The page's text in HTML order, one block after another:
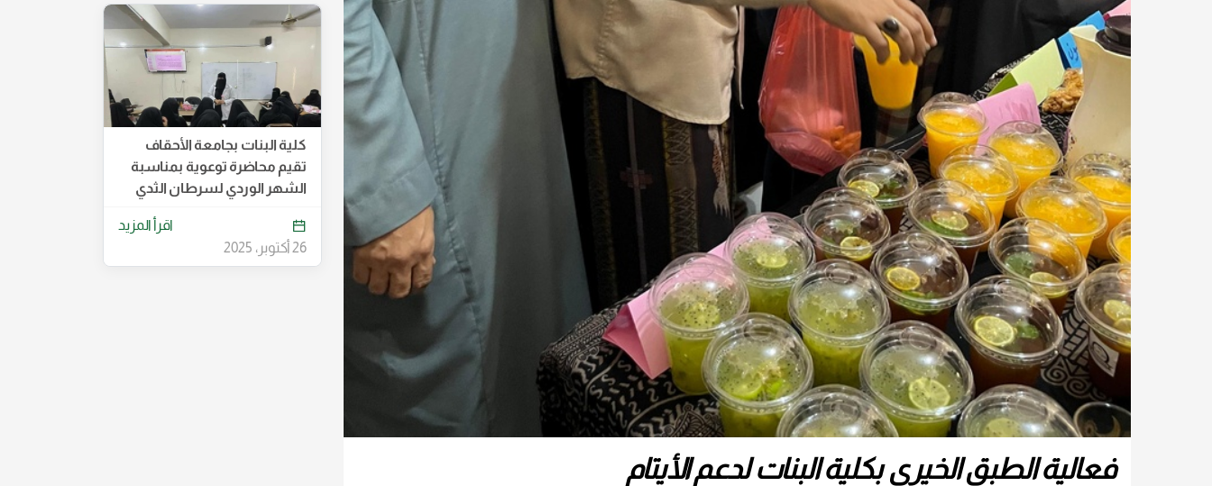
فعالية الطبق الخيري بكلية البنات لدعم الأيتام
كلية البنات بجامعة الأحقاف
تقيم محاضرة توعوية بمناسبة
الشهر الوردي لسرطان الثدي
26 أكتوبر، 2025
اقرأ المزيد